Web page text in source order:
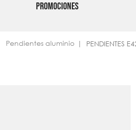
PROMOCIONES
Pendientes aluminio PENDIENTES